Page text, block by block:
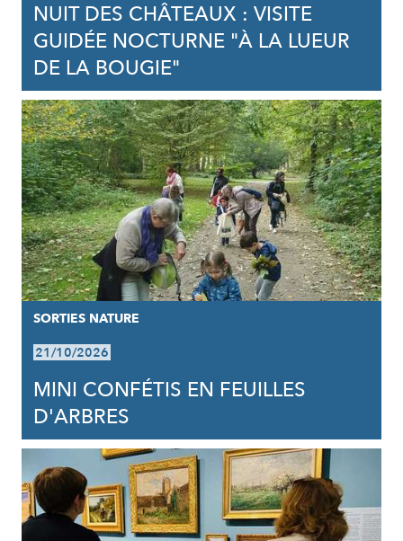
NUIT DES CHÂTEAUX : VISITE
GUIDÉE NOCTURNE "À LA LUEUR
DE LA BOUGIE"
SORTIES NATURE
21/10/2026
MINI CONFÉTIS EN FEUILLES
D'ARBRES